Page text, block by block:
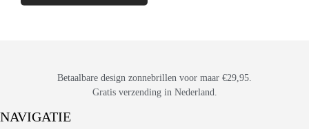
Betaalbare design zonnebrillen voor maar €29,95.
Gratis verzending in Nederland.
NAVIGATIE